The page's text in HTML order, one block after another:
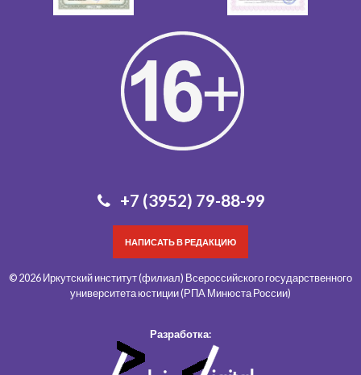
+7 (3952) 79-88-99
НАПИСАТЬ В РЕДАКЦИЮ
© 2026 Иркутский институт (филиал) Всероссийского государственного
университета юстиции (РПА Минюста России)
Разработка: